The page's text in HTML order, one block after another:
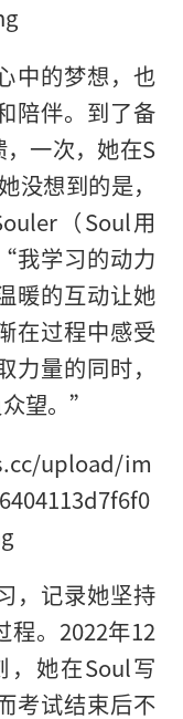
中的梦想，也
陪伴。到了备
一次，她在S
想到的是，
（Soul用
我学习的动力
的互动让她
在过程中感受
量的同时，
望。”
，记录她坚持
。2022年12
，她在Soul写
考试结束后不